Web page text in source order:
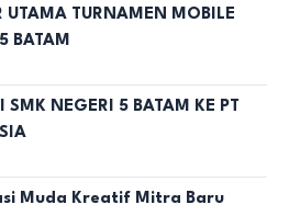
UTAMA TURNAMEN MOBILE
BATAM
SMK NEGERI 5 BATAM KE PT
Muda Kreatif Mitra Baru